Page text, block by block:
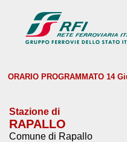
ORARIO PROGRAMMATO 14
Stazione di
RAPALLO
Comune di Rapallo